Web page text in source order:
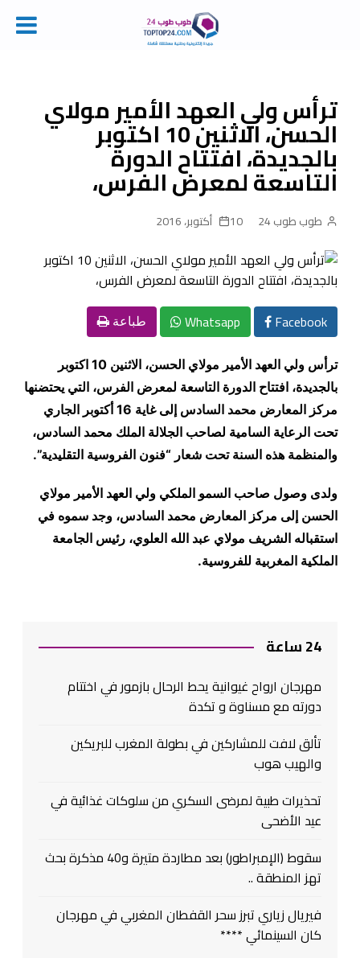
contentترأس ولي العهد الأمير مولاي
الحسن، الاثنين 10 اكتوبر
بالجديدة، افتتاح الدورة
التاسعة لمعرض الفرس،
طوب طوب 24 10 أكتوبر، 2016
Facebook
Whatsapp طباعة
ترأس ولي العهد الأمير مولاي الحسن، الاثنين 10 اكتوبر
بالجديدة، افتتاح الدورة التاسعة لمعرض الفرس، التي يحتضنها
مركز المعارض محمد السادس إلى غاية 16 أكتوبر الجاري
تحت الرعاية السامية لصاحب الجلالة الملك محمد السادس،
والمنظمة هذه السنة تحت شعار “فنون الفروسية التقليدية”.
ولدى وصول صاحب السمو الملكي ولي العهد الأمير مولاي
الحسن إلى مركز المعارض محمد السادس، وجد سموه في
استقباله الشريف مولاي عبد الله العلوي، رئيس الجامعة
الملكية المغربية للفروسية.
24 ساعة
مهرجان ارواح غيوانية يحط الرحال بازمور في اختتام
دورته مع مسناوة و تكدة
تألق لافت للمشاركين في بطولة المغرب للبريكين
والهيب هوب
تحذيرات طبية لمرضى السكري من سلوكات غذائية في
عيد الأضحى
سقوط (الإمبراطور) بعد مطاردة متيرة و40 مذكرة بحث
تهز المنطقة ..
فيريال زياري تبرز سحر القفطان المغربي في مهرجان
كان السينمائي ****